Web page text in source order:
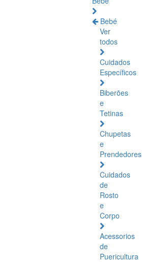
Bebé
Ver
todos
Cuidados
Específicos
Biberões
e
Tetinas
Chupetas
e
Prendedores
Cuidados
de
Rosto
e
Corpo
Acessorios
de
Puericultura